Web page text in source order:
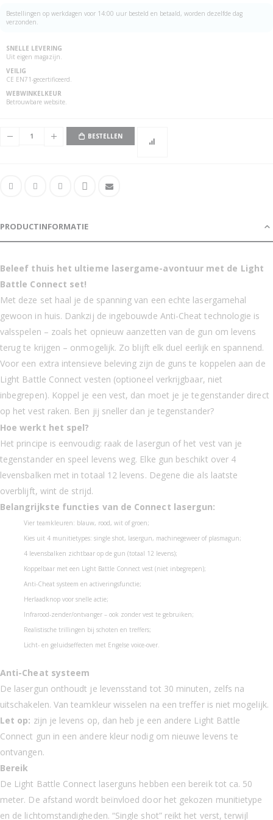
Bestellingen op werkdagen voor 14:00 uur besteld en betaald, worden dezelfde dag
verzonden.
SNELLE LEVERING
Uit eigen magazijn.
VEILIG
CE EN71-gecertificeerd.
WEBWINKELKEUR
Betrouwbare website.
BESTELLEN
PRODUCTINFORMATIE
Beleef thuis het ultieme lasergame-avontuur met de Light
Battle Connect set!
Met deze set haal je de spanning van een echte lasergamehal
gewoon in huis. Dankzij de ingebouwde Anti-Cheat technologie is
valsspelen – zoals het opnieuw aanzetten van de gun om levens
terug te krijgen – onmogelijk. Zo blijft elk duel eerlijk en spannend.
Voor een extra intensieve beleving zijn de guns te koppelen aan de
Light Battle Connect vesten (optioneel verkrijgbaar, niet
inbegrepen). Koppel je een vest, dan moet je je tegenstander direct
op het vest raken. Ben jij sneller dan je tegenstander?
Hoe werkt het spel?
Het principe is eenvoudig: raak de lasergun of het vest van je
tegenstander en speel levens weg. Elke gun beschikt over 4
levensbalken met in totaal 12 levens. Degene die als laatste
overblijft, wint de strijd.
Belangrijkste functies van de Connect lasergun:
Vier teamkleuren: blauw, rood, wit of groen;
Kies uit 4 munitietypes: single shot, lasergun, machinegeweer of plasmagun;
4 levensbalken zichtbaar op de gun (totaal 12 levens);
Koppelbaar met een Light Battle Connect vest (niet inbegrepen);
Anti-Cheat systeem en activeringsfunctie;
Herlaadknop voor snelle actie;
Infrarood-zender/ontvanger – ook zonder vest te gebruiken;
Realistische trillingen bij schoten en treffers;
Licht- en geluidseffecten met Engelse voice-over.
Anti-Cheat systeem
De lasergun onthoudt je levensstand tot 30 minuten, zelfs na
uitschakelen. Van teamkleur wisselen na een treffer is niet mogelijk.
Let op: zijn je levens op, dan heb je een andere Light Battle
Connect gun in een andere kleur nodig om nieuwe levens te
ontvangen.
Bereik
De Light Battle Connect laserguns hebben een bereik tot ca. 50
meter. De afstand wordt beïnvloed door het gekozen munitietype
en de lichtomstandigheden. “Single shot” reikt het verst, terwijl